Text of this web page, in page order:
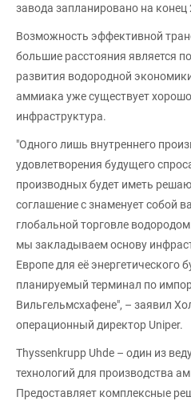
завода запланировано на конец
Возможность эффективной
большие расстояния является
развития водородной
аммиака уже существует
инфраструктура.
"Одного лишь внутреннего
удовлетворения будущего
производных будет иметь
соглашение с знаменует собой
глобальной торговле
мы закладываем основу
Европе для её энергетического
планируемый терминал по
Вильгельмсхафене", – заявил
операционный директор Uniper.
Thyssenkrupp Uhde – один из
технологий для производства
Предоставляет комплексные